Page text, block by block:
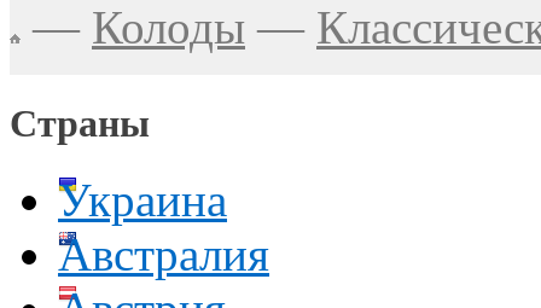
— Колоды —
Страны
Украина
Австралия